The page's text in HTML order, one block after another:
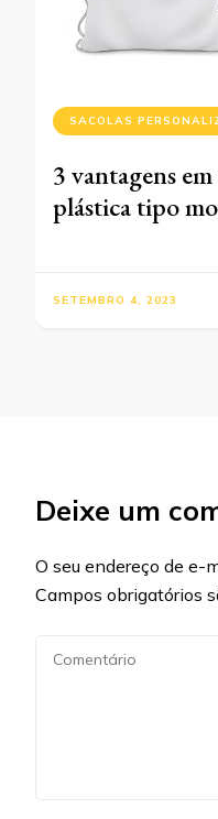
SACOLAS
3 vantagens
plástica tipo
SETEMBRO 4, 2023
Deixe um
O seu endereço de e-
Campos obrigatórios